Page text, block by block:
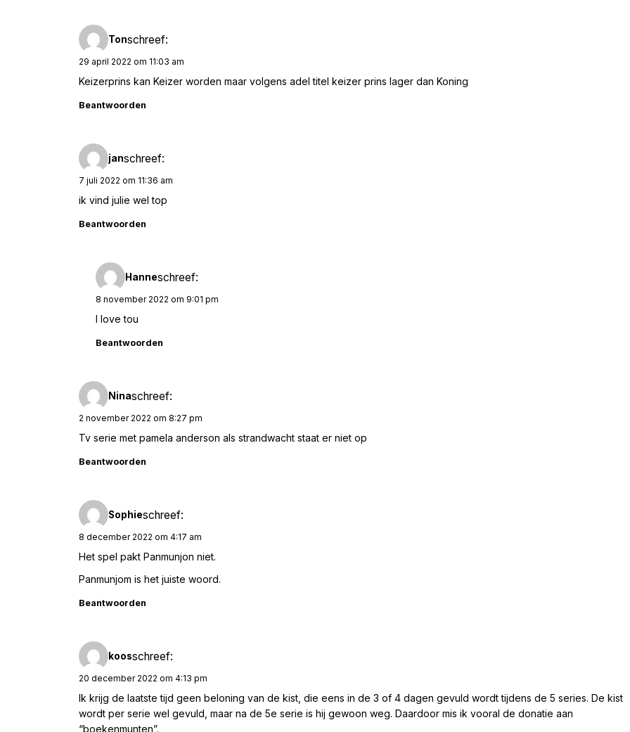
Tonschreef:
29 april 2022 om 11:03 am
Keizerprins kan Keizer worden maar volgens adel titel keizer prins lager dan Koning
Beantwoorden
janschreef:
7 juli 2022 om 11:36 am
ik vind julie wel top
Beantwoorden
Hanneschreef:
8 november 2022 om 9:01 pm
I love tou
Beantwoorden
Ninaschreef:
2 november 2022 om 8:27 pm
Tv serie met pamela anderson als strandwacht staat er niet op
Beantwoorden
Sophieschreef:
8 december 2022 om 4:17 am
Het spel pakt Panmunjon niet.
Panmunjom is het juiste woord.
Beantwoorden
koosschreef:
20 december 2022 om 4:13 pm
Ik krijg de laatste tijd geen beloning van de kist, die eens in de 3 of 4 dagen gevuld wordt tijdens de 5 series. De kist
wordt per serie wel gevuld, maar na de 5e serie is hij gewoon weg. Daardoor mis ik vooral de donatie aan
“boekenmunten”.